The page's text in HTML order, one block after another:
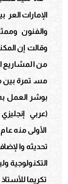
الإمارات
والفنون
وقالت إن
من المشاريع
مستمرة بين
(عربي
تحديثه
التكنولوجية
تكريما